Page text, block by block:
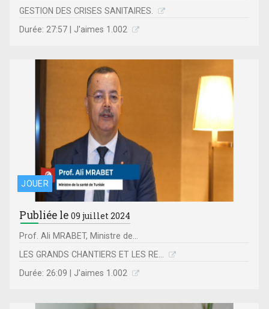
GESTION DES CRISES SANITAIRES.
Durée: 27:57 | J'aimes 1.002
JOUER
Publiée le09 juillet 2024
Prof. Ali MRABET, Ministre de...
LES GRANDS CHANTIERS ET LES RE...
Durée: 26:09 | J'aimes 1.002